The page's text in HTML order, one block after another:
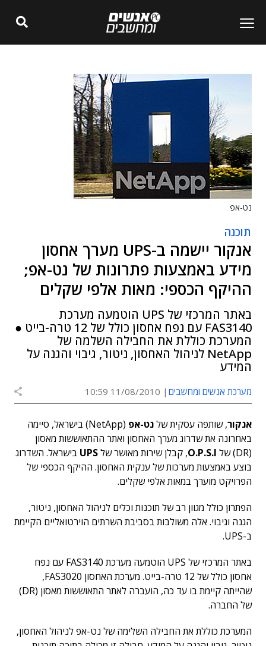
נט-אפ
תוכנה
אנקור יישמה ב-UPS מערך אחסון
מידע באמצעות פתרונות של נט-אפ;
ההיקף הכספי: מאות אלפי שקלים
באתר המרכזי של UPS הוטמעה מערכת
FAS3140 עם נפח אחסון כולל של 12 טרה-בייט ●
המערכת כוללת את החבילה השלמה של
NetApp לניהול האחסון, ניטור, גיבוי והגנה על
המידע
מערכת אנשים ומחשבים 11/08/2010 10:59
אנקור, שותפה עסקית שלנט-אפ
(NetApp) בישראל, סיימה
באחרונה את שדרוג מערך האחסון ואתר ההתאוששות מאסון
(DR) של
O.P.S.I, קבלן שירות מאושר שלUPS בישראל. השדרוג
בוצע באמצעות מערכות של ענקית האחסון. ההיקף הכספי של
הפרויקט מוערך במאות אלפי שקלים.
הפתרון כולל מגוון רב של תוכנות וכלים לניהול האחסון, ניטור,
הגנה וגיבוי. אלה משולבות בסביבת השרתים הוירטואליים הקיימת
ב-UPS.
באתר המרכזי של UPS הוטמעה מערכת FAS3140 עם נפח
אחסון כולל של 12 טרה-בייט. מערכת האחסון FAS3020,
שהייתה קיימת בו עד כה, הועברה לאתר התאוששות מאסון (DR)
של החברה.
המערכת כוללת את החבילה השלימה של נט-אפ לניהול האחסון,